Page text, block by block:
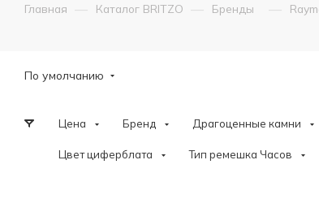
Главная — Каталог BRITZO — Бренды —
По умолчанию
Цена Бренд Драгоценные камни
Цвет циферблата Тип ремешка Часов